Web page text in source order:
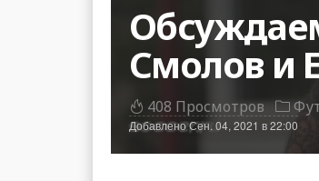
Смолов и
408 Просмотров
ДобавленоСен. 04, 2021 в 22:00